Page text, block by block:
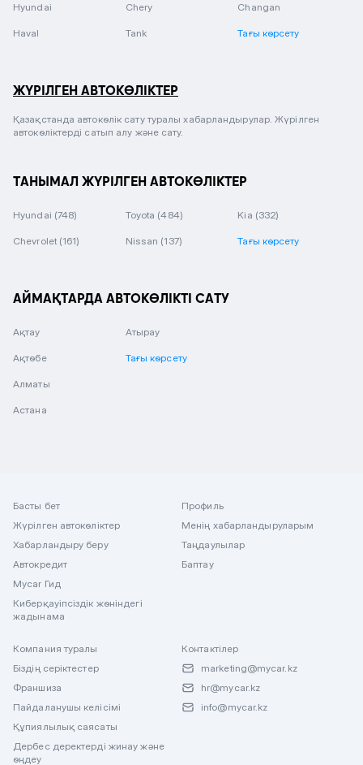
Hyundai Chery Changan
Haval Tank Тағы көрсету
ЖҮРІЛГЕН АВТОКӨЛІКТЕР
Қазақстанда автокөлік сату туралы хабарландырулар. Жүрілген
автокөліктерді сатып алу және сату.
ТАНЫМАЛ ЖҮРІЛГЕН АВТОКӨЛІКТЕР
Hyundai (748) Toyota (484) Kia (332)
Chevrolet (161) Nissan (137) Тағы көрсету
АЙМАҚТАРДА АВТОКӨЛІКТІ САТУ
Ақтау
Ақтөбе
Алматы
Астана
Атырау
Тағы көрсету
Басты бет
Жүрілген автокөліктер
Хабарландыру беру
Автокредит
Mycar Гид
Киберқауіпсіздік жөніндегі
жадынама
Профиль
Менің хабарландыруларым
Таңдаулылар
Баптау
Компания туралы
Біздің серіктестер
Франшиза
Пайдаланушы келісімі
Құпиялылық саясаты
Дербес деректерді жинау және
өңдеу
Контактілер
marketing@mycar.kz
hr@mycar.kz
info@mycar.kz